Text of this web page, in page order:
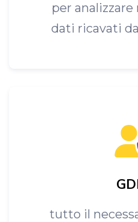
per
dati ricavati
tutto il